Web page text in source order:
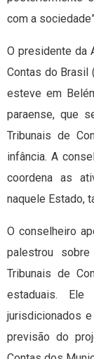
com a
O presidente da
Contas do Brasil
esteve em
paraense, que
Tribunais de
infância. A
coordena as
naquele Estado,
O conselheiro
palestrou
Tribunais de
estaduais.
jurisdicionados
previsão do